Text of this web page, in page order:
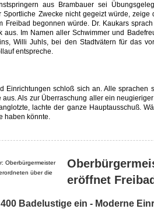
aus Brambauer sei
Zwecke nicht gegeizt würde, zeige
Freibad begonnen würde. Dr. Kaukars
aus. Im Namen aller Schwimmer und
Willi Juhls, bei den Stadtvätern für das
entspreche.
Einrichtungen schloß sich an. Alle sprachen
Als zur Überraschung aller ein
lachte der ganze Hauptausschuß.
haben könnte.
Oberbürgermeister
über die
eröffnet Freibad
Badelustige ein - Moderne